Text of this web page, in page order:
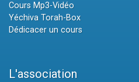
Cours Mp3-Vidéo
Yéchiva Torah-Box
Dédicacer un cours
L'association